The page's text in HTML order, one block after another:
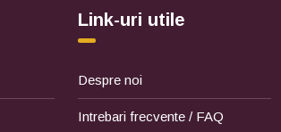
Link-uri utile
Despre noi
Intrebari frecvente / FAQ